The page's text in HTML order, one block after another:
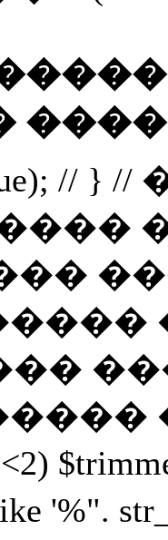
// }
like